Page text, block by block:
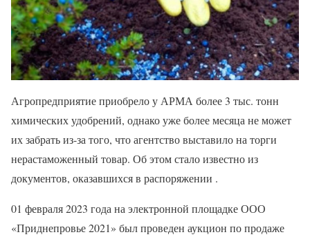
Агропредприятие приобрело у АРМА более 3 тыс. тонн
химических удобрений, однако уже более месяца не может
их забрать из-за того, что агентство выставило на торги
нерастаможенный товар. Об этом стало известно из
документов, оказавшихся в распоряжении .
01 февраля 2023 года на электронной площадке ООО
«Приднепровье 2021» был проведен аукцион по продаже